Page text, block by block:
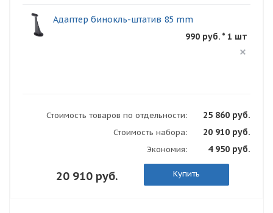
Адаптер бинокль-штатив 85 mm
990 руб. * 1 шт
Стоимость товаров по отдельности: 25 860 руб.
Стоимость набора: 20 910 руб.
Экономия: 4 950 руб.
20 910 руб. Купить